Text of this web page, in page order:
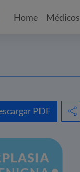
Home Médicos
PDF